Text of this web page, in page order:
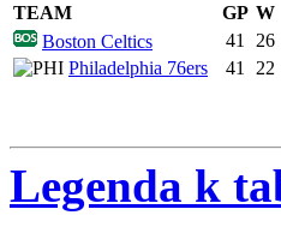
TEAM GP W
Boston Celtics
41 26
Philadelphia 76ers
41 22
Legenda k